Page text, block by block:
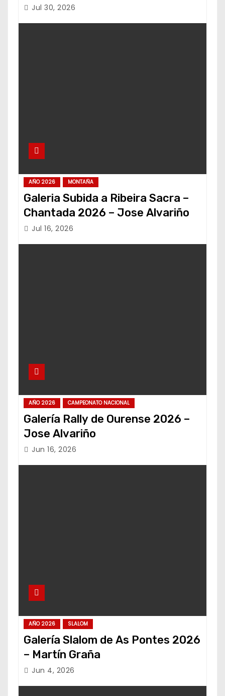
Jul 30, 2026
AÑO 2026 MONTAÑA
Galeria Subida a Ribeira Sacra –
Chantada 2026 – Jose Alvariño
Jul 16, 2026
AÑO 2026 CAMPEONATO NACIONAL
Galería Rally de Ourense 2026 –
Jose Alvariño
Jun 16, 2026
AÑO 2026 SLALOM
Galería Slalom de As Pontes 2026
– Martín Graña
Jun 4, 2026